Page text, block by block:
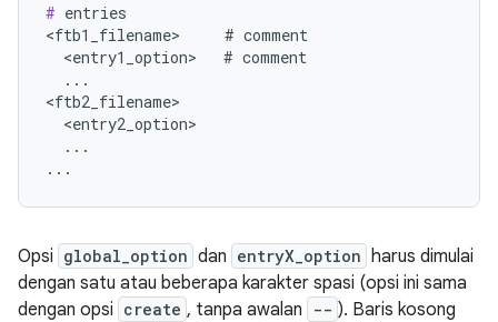
# entries
<ftb1_filename>     # comment
  <entry1_option>   # comment
  ...
<ftb2_filename>
  <entry2_option>
  ...
...
Opsi global_option dan entryX_option
harus dimulai
dengan satu atau beberapa karakter spasi (opsi ini sama
dengan opsi create , tanpa awalan -- ). Baris kosong